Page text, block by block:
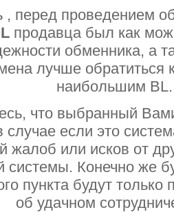
, перед проведением
продавца был как
обменника, а
лучше
наибольшим BL.
что выбранный
случае если это
жалоб или исков от
системы. Конечно же
пункта будут
об удачном